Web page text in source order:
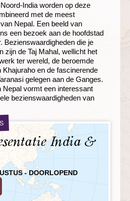
India worden op deze
met de meest
Nepal. Een beeld van
een bezoek aan de hoofdstad
Bezienswaardigheden die je
zijn de Taj Mahal, wellicht het
ter wereld, de beroemde
en de fascinerende
gelegen aan de Ganges.
Nepal vormt een interessant
bezienswaardigheden van
India &
- DOORLOPEND